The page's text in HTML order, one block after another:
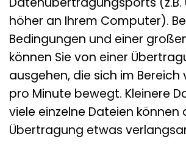
höher an Ihrem Computer).
Bedingungen und einer
können Sie von einer
ausgehen, die sich im Bereich
pro Minute bewegt. Kleinere
viele einzelne Dateien können
Übertragung etwas